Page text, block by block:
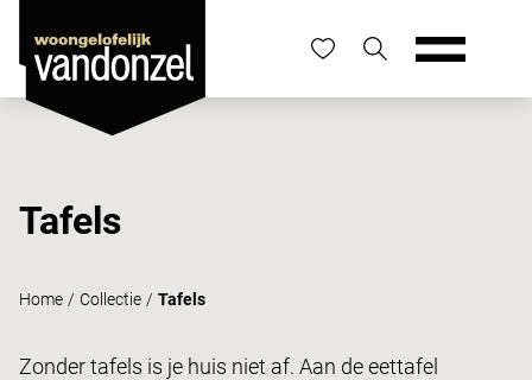
Tafels
Home / Collectie / Tafels
Zonder tafels is je huis niet af. Aan de eettafel